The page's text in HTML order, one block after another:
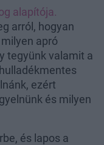
alapítója.
arról, hogyan
apró
tegyünk valamit a
ezért
és milyen
és lapos a